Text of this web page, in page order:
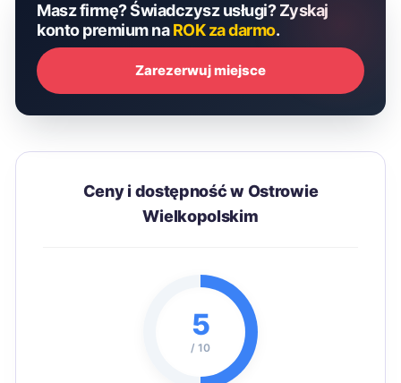
Masz firmę? Świadczysz usługi? Zyskaj
konto premium naROK za darmo.
Zarezerwuj miejsce
Ceny i dostępność w Ostrowie
Wielkopolskim
5
/ 10